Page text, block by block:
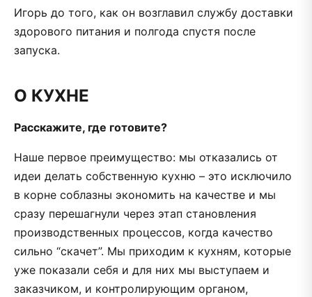
Игорь до того, как он возглавил службу доставки
здорового питания и полгода спустя после
запуска.
О КУХНЕ
Расскажите, где готовите?
Наше первое преимущество: мы отказались от
идеи делать собственную кухню – это исключило
в корне соблазны экономить на качестве и мы
сразу перешагнули через этап становления
производственных процессов, когда качество
сильно “скачет”. Мы приходим к кухням, которые
уже показали себя и для них мы выступаем и
заказчиком, и контролирующим органом,